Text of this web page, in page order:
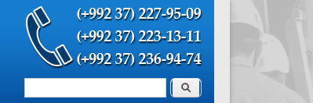
Форма поиска Поиск